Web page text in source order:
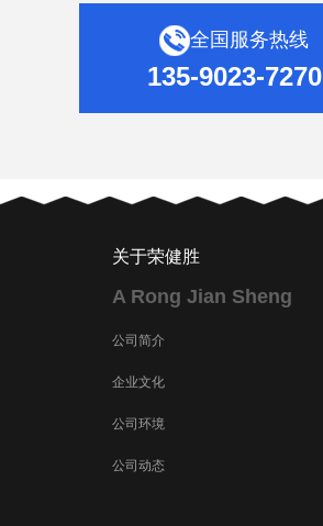
全国服务热线
135-9023-7270
关于荣健胜
A Rong Jian Sheng
公司简介
企业文化
公司环境
公司动态